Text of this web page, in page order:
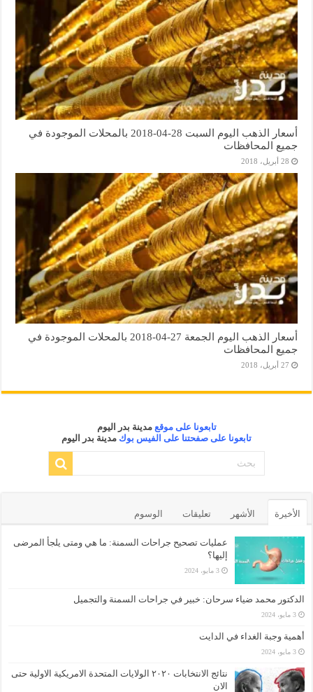
أسعار الذهب اليوم السبت 28-04-2018 بالمحلات الموجودة في
جميع المحافظات
28 أبريل، 2018
أسعار الذهب اليوم الجمعة 27-04-2018 بالمحلات الموجودة في
جميع المحافظات
27 أبريل، 2018
تابعونا على موقع مدينة بدر اليوم
تابعونا على صفحتنا على الفيس بوك مدينة بدر اليوم
الأخيرة الأشهر تعليقات الوسوم
عمليات تصحيح جراحات السمنة: ما هي ومتى يلجأ المرضى
إليها؟
3 مايو، 2024
الدكتور محمد ضياء سرحان: خبير في جراحات السمنة والتجميل
3 مايو، 2024
أهمية وجبة الغداء في الدايت
3 مايو، 2024
نتائج الانتخابات ٢٠٢٠ الولايات المتحدة الامريكية الاولية حتى
الان